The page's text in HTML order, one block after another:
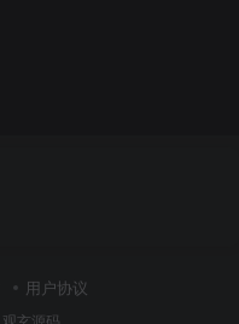
用户协议